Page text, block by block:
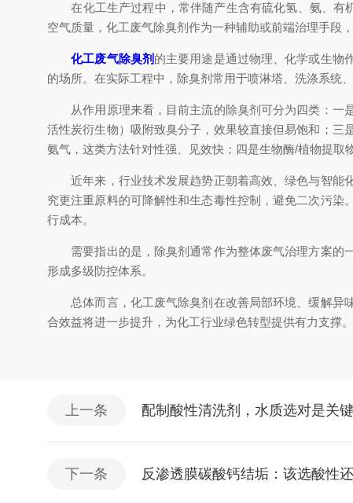
在化工生产过程中，常伴随产生含有硫化氢、氨、有
空气质量，化工废气除臭剂作为一种辅助或前端治理手段
化工废气除臭剂 的主要用途是通过物理、化学或生物
的场所。在实际工程中，除臭剂常用于喷淋塔、洗涤系统
从作用原理来看，目前主流的除臭剂可分为四类：一是
活性炭衍生物）吸附致臭分子，效果较直接但易饱和；
氨气，这类方法针对性强、见效快；四是生物酶/植物提取
近年来，行业技术发展趋势正朝着高效、绿色与智能
究更注重原料的可降解性和生态毒性控制，避免二次污
行成本。
需要指出的是，除臭剂通常作为整体废气治理方案的一
形成多级防控体系。
总体而言，化工废气除臭剂在改善局部环境、缓解异
合效益将进一步提升，为化工行业绿色转型提供有力支撑。
上一条 配制酸性清洗剂，水质选对是关键
下一条 反渗透膜碳酸钙结垢：该选酸性